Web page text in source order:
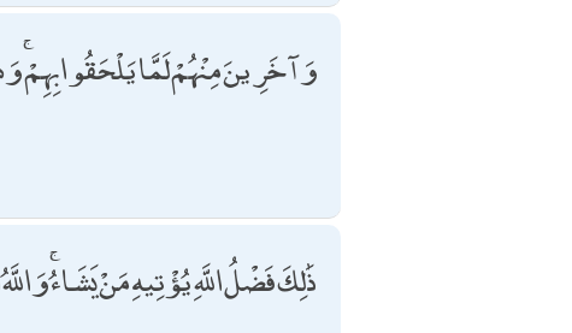
وَآخَرِينَ مِنْهُمْ لَمَّا يَلْحَقُوا بِهِمْ
ذَٰلِكَ فَضْلُ اللَّهِ يُؤْتِيهِ مَنْ يَشَاءُ